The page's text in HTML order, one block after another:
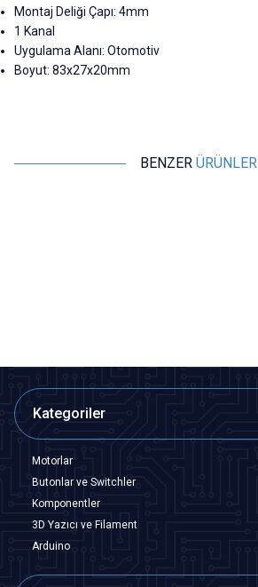
Montaj Deliği Çapı: 4mm
1 Kanal
Uygulama Alanı: Otomotiv
Boyut: 83x27x20mm
BENZER ÜRÜNLER
Kategoriler
Motorlar
Butonlar ve Switchler
Komponentler
3D Yazıcı ve Filament
Arduino